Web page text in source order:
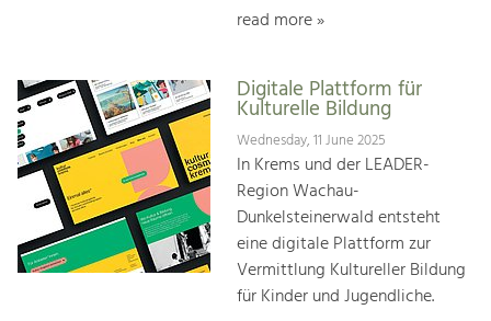
read more »
Digitale Plattform für
Kulturelle Bildung
Wednesday, 11 June 2025
In Krems und der LEADER-
Region Wachau-
Dunkelsteinerwald entsteht
eine digitale Plattform zur
Vermittlung Kultureller Bildung
für Kinder und Jugendliche.